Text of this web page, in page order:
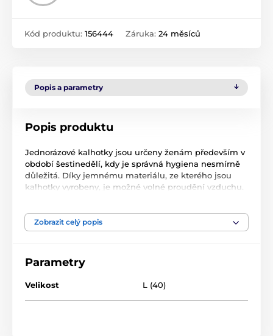
Kód produktu: 156444 Záruka: 24 měsíců
Popis a parametry
Popis produktu
Jednorázové kalhotky jsou určeny ženám především v
období šestinedělí, kdy je správná hygiena nesmírně
důležitá. Díky jemnému materiálu, ze kterého jsou
kalhotky vyrobeny, je možné volné proudění vzduchu.
JEDNORÁZOVÉ POPORODNÍ KALHOTKY:
nekompresivní elastické pásky v pase a v tříslech
pomůže udržet higienickou podložku na správném
místě
baleno v jednotlivých sáčcích
Zobrazit celý popis
Parametry
Velikost L (40)